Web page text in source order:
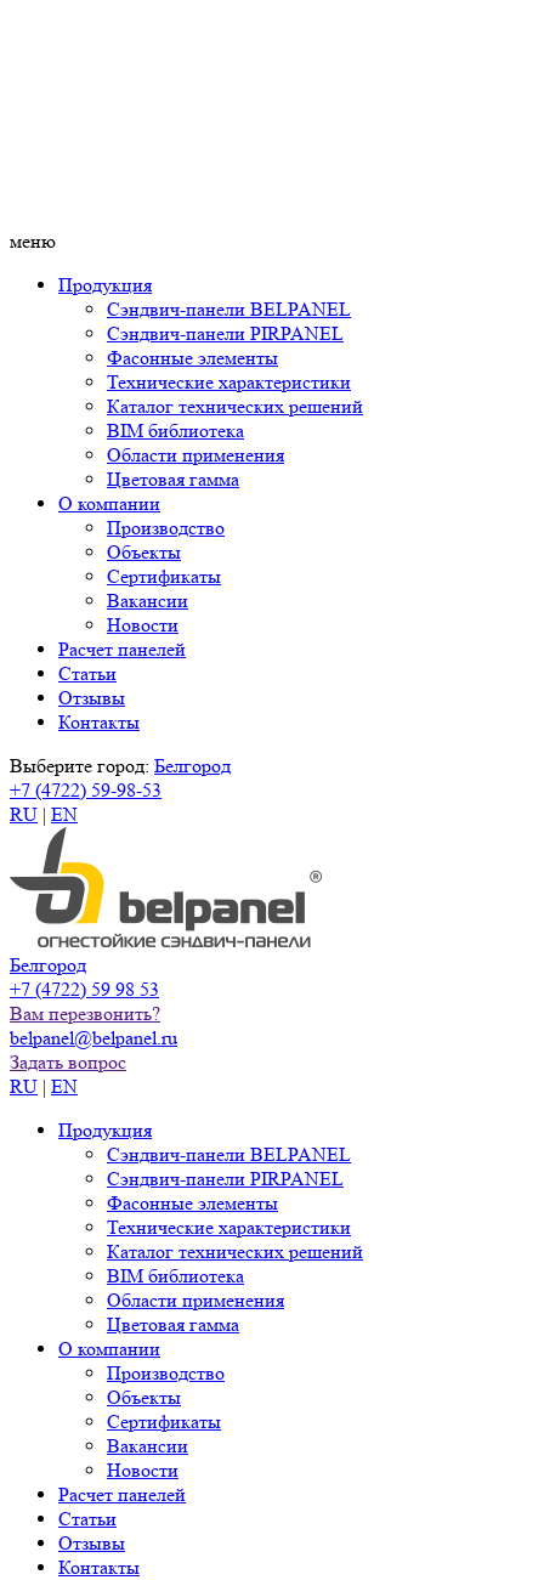
меню
Продукция
Сэндвич-панели BELPANEL
Сэндвич-панели PIRPANEL
Фасонные элементы
Технические характеристики
Каталог технических решений
BIM библиотека
Области применения
Цветовая гамма
О компании
Производство
Объекты
Сертификаты
Вакансии
Новости
Расчет панелей
Статьи
Отзывы
Контакты
Выберите город: Белгород
+7 (4722) 59-98-53
RU | EN
Белгород
+7 (4722) 59 98 53
Вам перезвонить?
belpanel@belpanel.ru
Задать вопрос
RU | EN
Продукция
Сэндвич-панели BELPANEL
Сэндвич-панели PIRPANEL
Фасонные элементы
Технические характеристики
Каталог технических решений
BIM библиотека
Области применения
Цветовая гамма
О компании
Производство
Объекты
Сертификаты
Вакансии
Новости
Расчет панелей
Статьи
Отзывы
Контакты